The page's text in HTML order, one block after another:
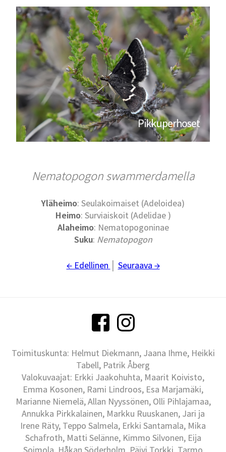
Pikkuperhoset
Nematopogon swammerdamella
Yläheimo: Seulakoimaiset (Adeloidea)
Heimo: Surviaiskoit (Adelidae )
Alaheimo: Nematopogoninae
Suku: Nematopogon
← Edellinen Seuraava →
Toimituskunta: Helmut Diekmann, Jaana Ihme, Heikki
Tabell, Patrik Åberg
Valokuvaajat: Erkki Jaakohuhta, Maarit Koivisto,
Emma Kosonen, Rami Lindroos, Esa Marjamäki,
Marianne Niemelä, Allan Nyyssönen, Olli Pihlajamaa,
Annukka Pirkkalainen, Markku Ruuskanen, Jari ja
Irene Räty, Teppo Salmela, Erkki Santamala, Mika
Schafroth, Matti Selänne, Kimmo Silvonen, Eija